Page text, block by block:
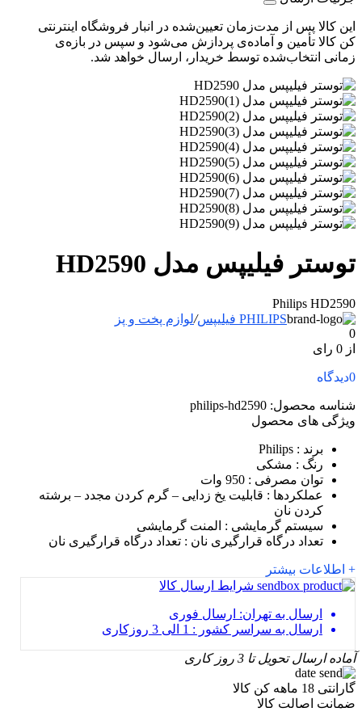
این کالا پس از مدت‌زمان تعیین‌شده در انبار فروشگاه اینترنتی
کن کالا تأمین و آماده‌ی پردازش می‌شود و سپس در بازه‌ی
زمانی انتخاب‌شده توسط خریدار، ارسال خواهد شد.
توستر فیلیپس مدل HD2590
Philips HD2590
PHILIPS فیلیپس
/لوازم پخت و پز
0
از 0 رای
0دیدگاه
شناسه محصول: philips-hd2590
ویژگی های محصول
برند : Philips
رنگ : مشکی
توان مصرفی : 950 وات
عملکردها : قابلیت یخ زدایی – گرم کردن مجدد – برشته
کردن نان
سیستم گرمایشی : المنت گرمایشی
تعداد درگاه قرارگیری نان : تعداد درگاه قرارگیری نان
+ اطلاعات بیشتر
شرایط ارسال کالا
ارسال به تهران: ارسال فوری
ارسال به سراسر کشور : 1 الی 3 روزکاری
آماده ارسالتحویل تا 3 روز کاری
گارانتی 18 ماهه کن کالا
ضمانت اصالت کالا